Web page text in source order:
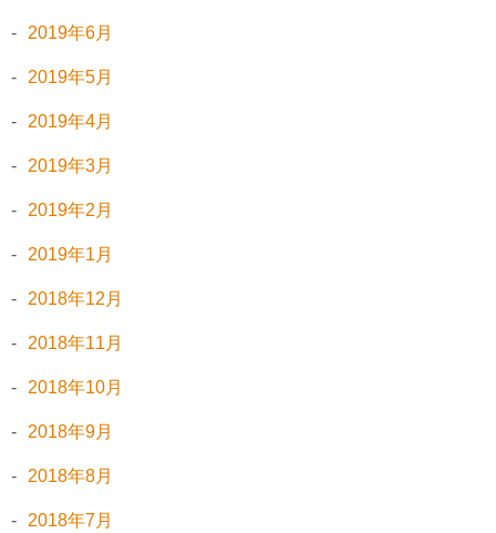
2019年6月
2019年5月
2019年4月
2019年3月
2019年2月
2019年1月
2018年12月
2018年11月
2018年10月
2018年9月
2018年8月
2018年7月